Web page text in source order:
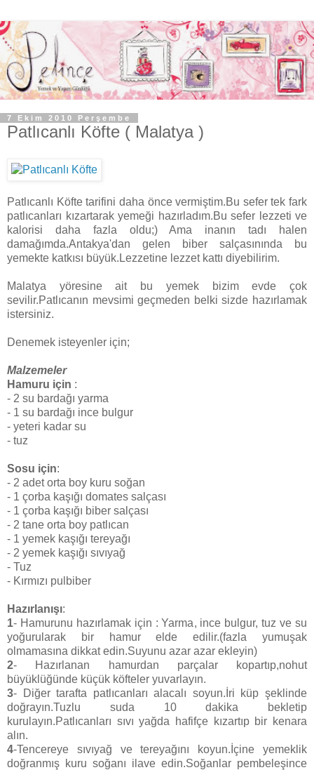
7 Ekim 2010 Perşembe
Patlıcanlı Köfte ( Malatya )
Patlıcanlı Köfte tarifini daha önce vermiştim.Bu sefer tek fark
patlıcanları kızartarak yemeği hazırladım.Bu sefer lezzeti ve
kalorisi daha fazla oldu;) Ama inanın tadı halen
damağımda.Antakya'dan gelen biber salçasınında bu
yemekte katkısı büyük.Lezzetine lezzet kattı diyebilirim.
Malatya yöresine ait bu yemek bizim evde çok
sevilir.Patlıcanın mevsimi geçmeden belki sizde hazırlamak
istersiniz.
Denemek isteyenler için;
Malzemeler
Hamuru için :
- 2 su bardağı yarma
- 1 su bardağı ince bulgur
- yeteri kadar su
- tuz
Sosu için:
- 2 adet orta boy kuru soğan
- 1 çorba kaşığı domates salçası
- 1 çorba kaşığı biber salçası
- 2 tane orta boy patlıcan
- 1 yemek kaşığı tereyağı
- 2 yemek kaşığı sıvıyağ
- Tuz
- Kırmızı pulbiber
Hazırlanışı:
1- Hamurunu hazırlamak için : Yarma, ince bulgur, tuz ve su
yoğurularak bir hamur elde edilir.(fazla yumuşak
olmamasına dikkat edin.Suyunu azar azar ekleyin)
2- Hazırlanan hamurdan parçalar kopartıp,nohut
büyüklüğünde küçük köfteler yuvarlayın.
3- Diğer tarafta patlıcanları alacalı soyun.İri küp şeklinde
doğrayın.Tuzlu suda 10 dakika bekletip
kurulayın.Patlıcanları sıvı yağda hafifçe kızartıp bir kenara
alın.
4-Tencereye sıvıyağ ve tereyağını koyun.İçine yemeklik
doğranmış kuru soğanı ilave edin.Soğanlar pembeleşince